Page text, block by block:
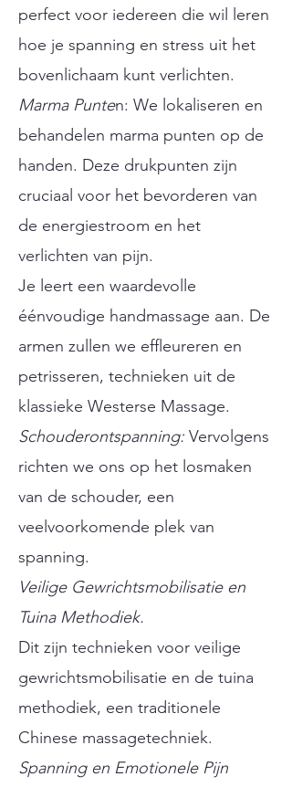
perfect voor iedereen die wil leren
hoe je spanning en stress uit het
bovenlichaam kunt verlichten.
Marma Punten: We lokaliseren en
behandelen marma punten op de
handen. Deze drukpunten zijn
cruciaal voor het bevorderen van
de energiestroom en het
verlichten van pijn.​
Je leert een waardevolle
éénvoudige handmassage aan. De
armen zullen we effleureren en
petrisseren, technieken uit de
klassieke Westerse Massage.
Schouderontspanning: Vervolgens
richten we ons op het losmaken
van de schouder, een
veelvoorkomende plek van
spanning.
Veilige Gewrichtsmobilisatie en
Tuina Methodiek.
Dit zijn technieken voor veilige
gewrichtsmobilisatie en de tuina
methodiek, een traditionele
Chinese massagetechniek.
Spanning en Emotionele Pijn